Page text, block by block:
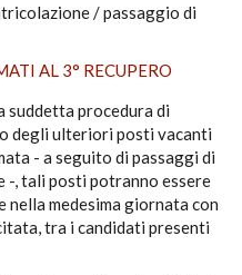
/ passaggio di
AL 3° RECUPERO
suddetta procedura di
degli ulteriori posti vacanti
- a seguito di passaggi di
-, tali posti potranno essere
nella medesima giornata con
tra i candidati presenti